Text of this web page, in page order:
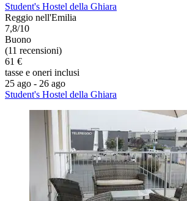
Student's Hostel della Ghiara
Reggio nell'Emilia
7,8/10
Buono
(11 recensioni)
61 €
tasse e oneri inclusi
25 ago - 26 ago
Student's Hostel della Ghiara